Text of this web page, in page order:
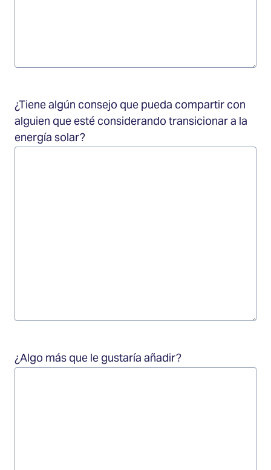
¿Tiene algún consejo que pueda compartir con
alguien que esté considerando transicionar a la
energía solar?
¿Algo más que le gustaría añadir?